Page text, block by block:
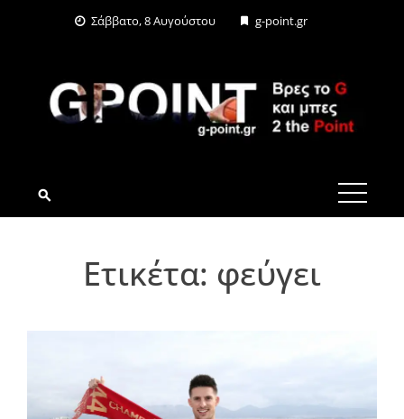
Σάββατο, 8 Αυγούστου g-point.gr
G-POINT.GR
Ετικέτα: φεύγει